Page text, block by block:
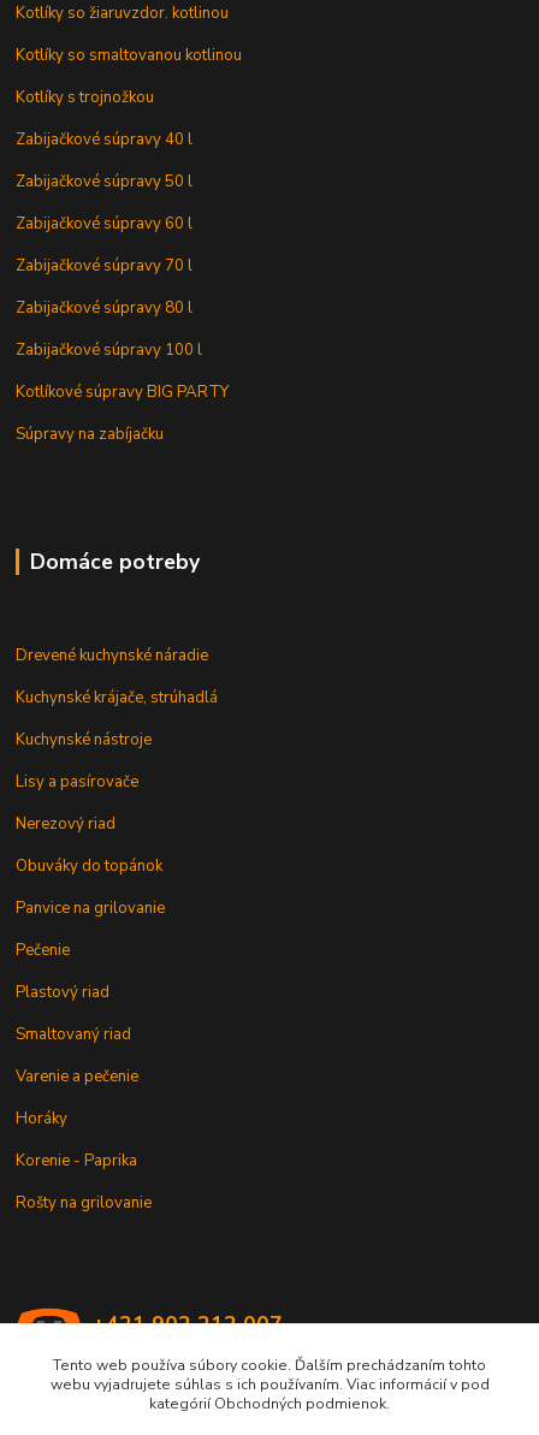
Kotlíky so žiaruvzdor. kotlinou
Kotlíky so smaltovanou kotlinou
Kotlíky s trojnožkou
Zabijačkové súpravy 40 l
Zabijačkové súpravy 50 l
Zabijačkové súpravy 60 l
Zabijačkové súpravy 70 l
Zabijačkové súpravy 80 l
Zabijačkové súpravy 100 l
Kotlíkové súpravy BIG PARTY
Súpravy na zabíjačku
Domáce potreby
Drevené kuchynské náradie
Kuchynské krájače, strúhadlá
Kuchynské nástroje
Lisy a pasírovače
Nerezový riad
Obuváky do topánok
Panvice na grilovanie
Pečenie
Plastový riad
Smaltovaný riad
Varenie a pečenie
Horáky
Korenie - Paprika
Rošty na grilovanie
+421 902 212 007
Tento web používa súbory cookie. Ďalším prechádzaním tohto
webu vyjadrujete súhlas s ich používaním. Viac informácií v pod
kategórií Obchodných podmienok.